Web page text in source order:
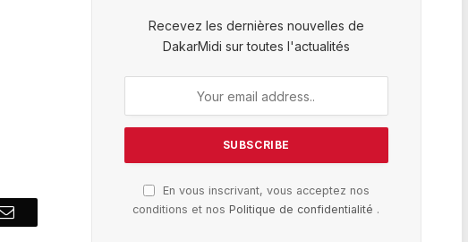
Email
Recevez les dernières nouvelles de
DakarMidi sur toutes l'actualités
En vous inscrivant, vous acceptez nos
conditions et nosPolitique de confidentialité .